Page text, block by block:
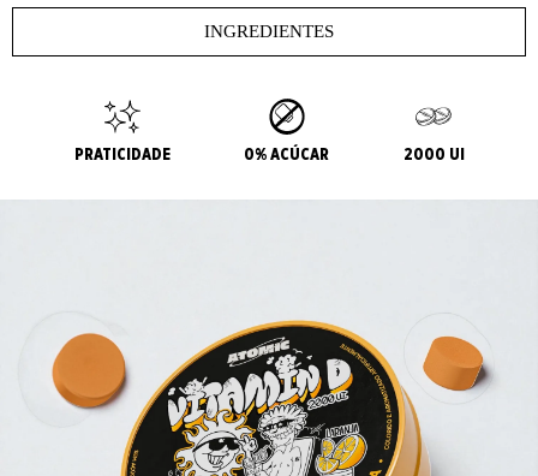
INGREDIENTES
PRATICIDADE 0% ACÚCAR 2000 UI